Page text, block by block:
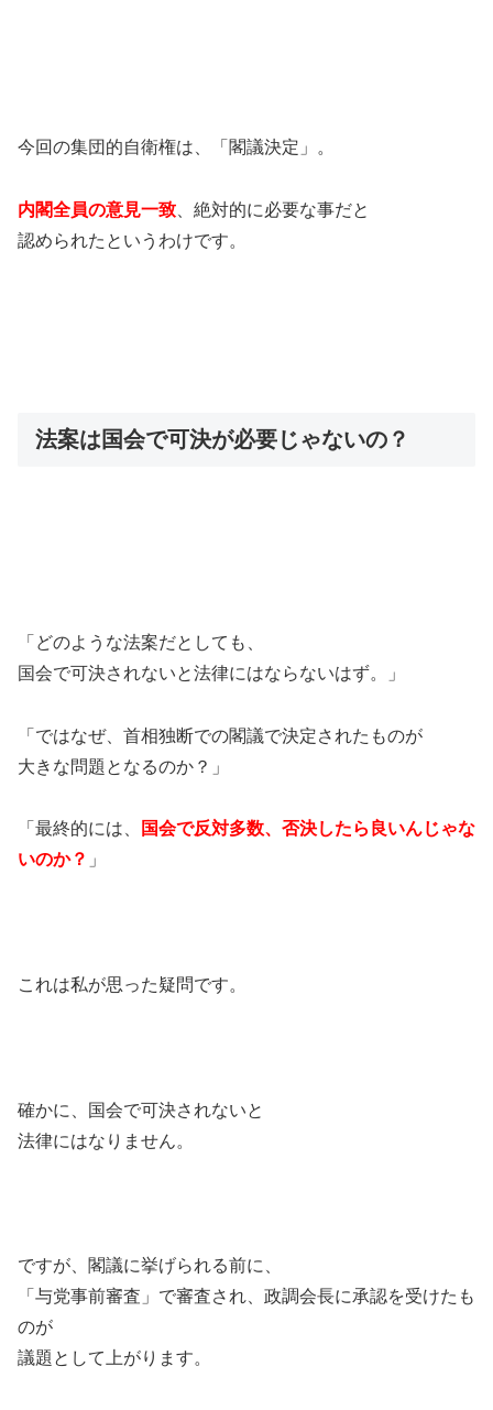
今回の集団的自衛権は、「閣議決定」。
内閣全員の意見一致 、絶対的に必要な事だと
認められたというわけです。
法案は国会で可決が必要じゃないの？
「どのような法案だとしても、
国会で可決されないと法律にはならないはず。」
「ではなぜ、首相独断での閣議で決定されたものが
大きな問題となるのか？」
「最終的には、
国会で反対多数、否決したら良いんじゃな
いのか？ 」
これは私が思った疑問です。
確かに、国会で可決されないと
法律にはなりません。
ですが、閣議に挙げられる前に、
「与党事前審査」で審査され、政調会長に承認を受けたも
のが
議題として上がります。